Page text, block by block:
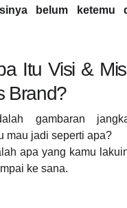
belum ketemu
Itu Visi &
Brand?
gambaran
mau jadi seperti apa?
apa yang kamu
ke sana.